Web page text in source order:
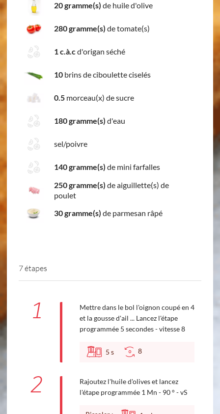
20 gramme(s) de huile d'olive
280 gramme(s) de tomate(s)
1 c.à.cd'origan séché
10 brins de ciboulette ciselés
0.5 morceau(x) de sucre
180 gramme(s) d'eau
sel/poivre
140 gramme(s) de mini farfalles
250 gramme(s) de aiguillette(s) de
poulet
30 gramme(s) de parmesan râpé
7 étapes
1
Mettre dans le bol l'oignon coupé en 4
et la gousse d'ail ... Lancez l'étape
programmée 5 secondes - vitesse 8
5 s 8
2
Rajoutez l'huile d'olives et lancez
l'étape programmée 1 Mn - 90 ° - vS